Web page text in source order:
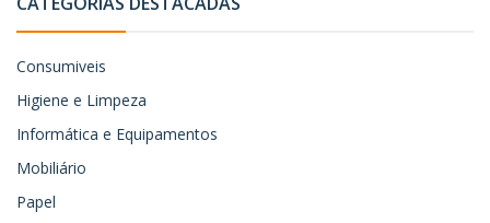
Consumiveis
Higiene e Limpeza
Informática e Equipamentos
Mobiliário
Papel